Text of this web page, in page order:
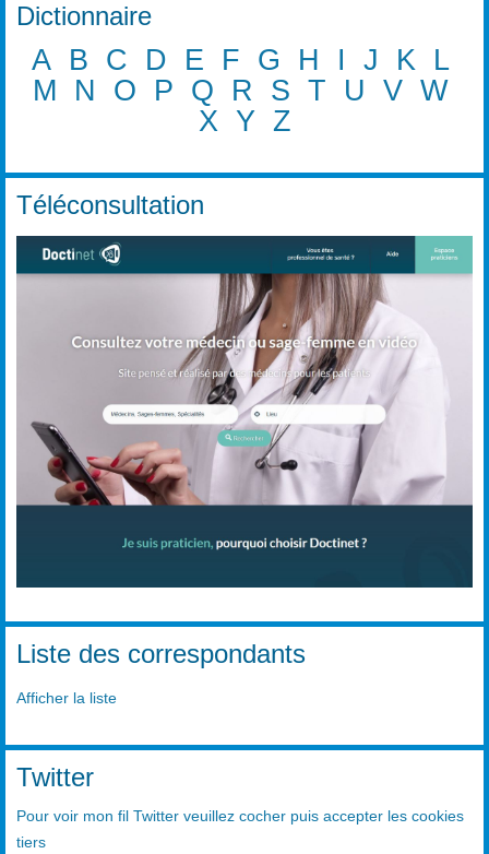
Dictionnaire
A B C D E F G H I J K
L
M
N O P Q R S T U V W
X Y Z
Téléconsultation
Liste des correspondants
Afficher la liste
Twitter
Pour voir mon fil Twitter veuillez cocher puis accepter les cookies
tiers